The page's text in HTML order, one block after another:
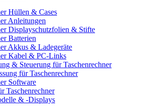
Hüllen & Cases
Anleitungen
Displayschutzfolien & Stifte
Batterien
Akkus & Ladegeräte
Kabel & PC-Links
& Steuerung für Taschenrechner
für Taschenrechner
Software
Taschenrechner
& -Displays